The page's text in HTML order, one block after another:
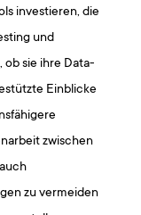
investieren, die
und
sie ihre Data-
Einblicke
zwischen
zu vermeiden